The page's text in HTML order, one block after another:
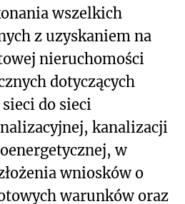
wszelkich
z uzyskaniem na
nieruchomości
dotyczących
do sieci
kanalizacji
w
wniosków o
warunków oraz